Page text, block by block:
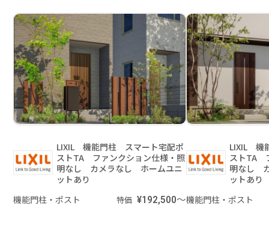
LIXIL 機能門柱 スマート宅配ポ
ストTA ファンクション仕様・照
明なし カメラなし ホームユニ
ットあり
機能門柱・ポスト
特価 ¥192,500～
LIXIL 機
ストTA
明なし
ットあり
機能門柱・ポスト